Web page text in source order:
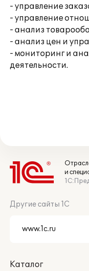
- управление
- управление
- анализ
- анализ цен и
- мониторинг и
деятельности.
и
Другие сайты 1С
Каталог